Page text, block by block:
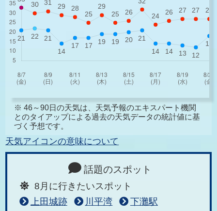
※ 46～90日の天気は、天気予報のエキスパート機関
とのタイアップによる過去の天気データの統計値に基
づく予想です。
天気アイコンの意味について
話題のスポット
8月に行きたいスポット
上田城跡
川平湾
下灘駅